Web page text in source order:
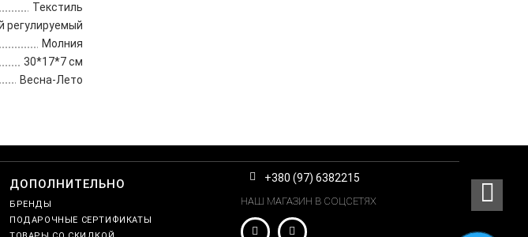
Текстиль
регулируемый
Молния
30*17*7 см
Весна-Лето
ДОПОЛНИТЕЛЬНО
БРЕНДЫ
ПОДАРОЧНЫЕ СЕРТИФИКАТЫ
+380 (97) 6382215
НАШ МАГАЗИН В СОЦСЕТЯХ